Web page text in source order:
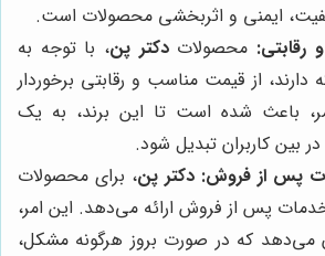
ایمنی و اثربخشی محصولات است.
محصولاتدکتر پن، با توجه به
دارند، از قیمت مناسب و رقابتی برخوردار
باعث شده است تا این برند، به یک
بین کاربران تبدیل شود.
پس از فروش: دکتر پن، برای محصولات
پس از فروش ارائه می‌دهد. این امر،
می‌دهد که در صورت بروز هرگونه مشکل،